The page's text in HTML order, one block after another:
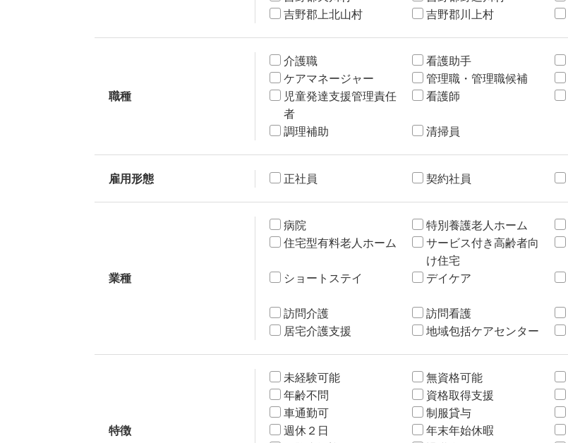
吉野郡上北山村
吉野郡川上村
職種
介護職 看護助手
ケアマネージャー
管理職・管理職候補
児童発達支援管理責任
者
看護師
調理補助 清掃員
雇用形態 正社員 契約社員
業種
病院 特別養護老人ホーム
住宅型有料老人ホーム
サービス付き高齢者向
け住宅
ショートステイ デイケア
訪問介護 訪問看護
居宅介護支援
地域包括ケアセンター
特徴
未経験可能 無資格可能
年齢不問
資格取得支援
車通勤可
制服貸与
週休２日
年末年始休暇